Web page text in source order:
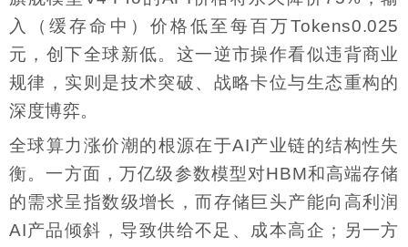
入（缓存命中）价格低至每百万Tokens0.025
元，创下全球新低。这一逆市操作看似违背商业
规律，实则是技术突破、战略卡位与生态重构的
深度博弈。
全球算力涨价潮的根源在于AI产业链的结构性失
衡。一方面，万亿级参数模型对HBM和高端存储
的需求呈指数级增长，而存储巨头产能向高利润
AI产品倾斜，导致供给不足、成本高企；另一方